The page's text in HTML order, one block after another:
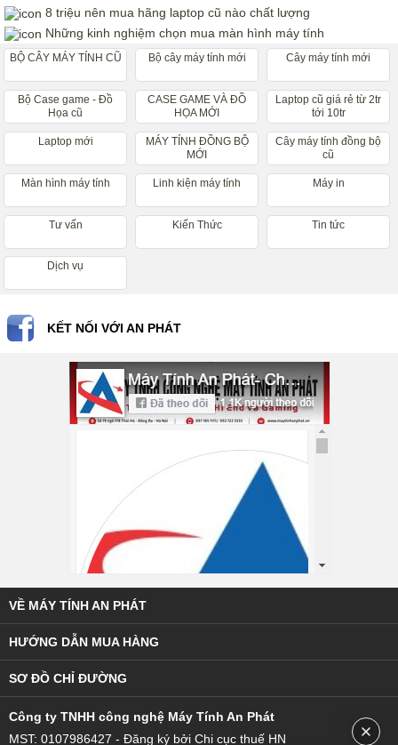
8 triệu nên mua hãng laptop cũ nào chất lượng
Những kinh nghiệm chọn mua màn hình máy tính
BỘ CÂY MÁY TÍNH CŨ Bộ cây máy tính mới Cây máy tính mới
Bộ Case game - Đồ
Họa cũ
CASE GAME VÀ ĐỒ
HỌA MỚI
Laptop cũ giá rẻ từ 2tr
tới 10tr
Laptop mới
MÁY TÍNH ĐỒNG BỘ
MỚI
Cây máy tính đồng bộ
cũ
Màn hình máy tính Linh kiện máy tính Máy in
Tư vấn Kiến Thức Tin tức
Dịch vụ
KẾT NỐI VỚI AN PHÁT
VỀ MÁY TÍNH AN PHÁT
HƯỚNG DẪN MUA HÀNG
SƠ ĐỒ CHỈ ĐƯỜNG
Công ty TNHH công nghệ Máy Tính An Phát
MST: 0107986427 - Đăng ký bởi Chi cục thuế HN